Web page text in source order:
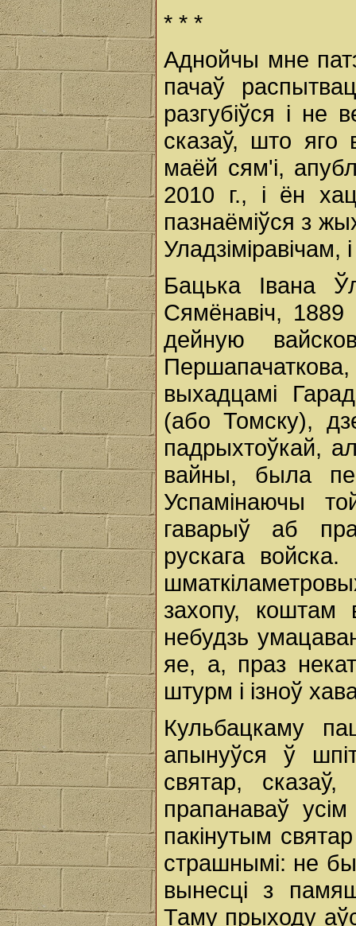
* * *
Аднойчы мне
пачаў
разгубіўся і
сказаў, што яго
маёй сям'і,
2010 г., і ён
пазнаёміўся з
Бацька Івана
Сямёнавіч,
дейную
выхадцамі
(або Томску),
падрыхтоўкай,
вайны, былa
Успамінаючы
гаварыў аб
рускага
захопу, коштам
небудзь
яе, а, праз
штурм і ізноў
Кульбацкаму
апынуўся ў
святар,
прапанаваў
пакінутым
страшнымі: не
вынесці з
Таму прыходу